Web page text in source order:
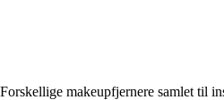
Forskellige makeupfjernere samlet til